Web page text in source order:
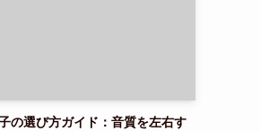
の選び方ガイド：音質を左右す